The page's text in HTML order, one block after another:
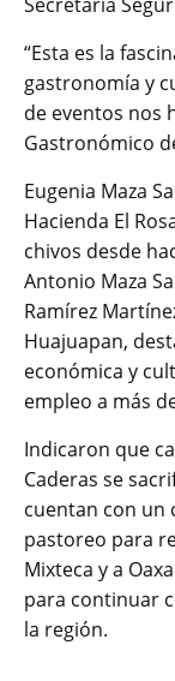
“Esta es la
gastronomía y
de eventos nos
Gastronómico
Eugenia Maza
Hacienda El
chivos desde
Antonio Maza
Ramírez
Huajuapan,
económica y
empleo a más
Indicaron que
Caderas se
cuentan con un
pastoreo para
Mixteca y a
para continuar
la región.